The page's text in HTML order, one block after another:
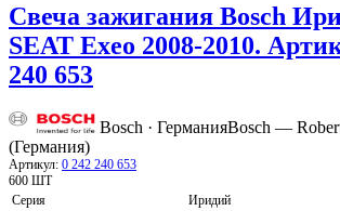
Свеча зажигания Bosch
SEAT Exeo 2008-2010.
240 653
Bosch · ГерманияBosch —
(Германия)
Артикул: 0 242 240 653
600 ШТ
Серия
Иридий